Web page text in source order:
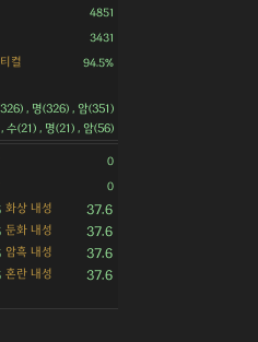
4851
3431
컬 94.5%
, 명(326) , 암(351)
수(21) , 명(21) , 암(56)
0
0
화상 내성 37.6
둔화 내성 37.6
암흑 내성 37.6
혼란 내성 37.6